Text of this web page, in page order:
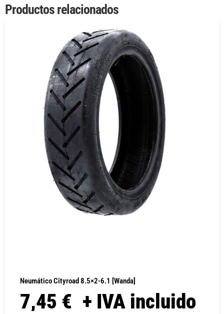
Productos relacionados
Neumático Cityroad 8.5×2-6.1 [Wanda]
7,45 € + IVA incluido